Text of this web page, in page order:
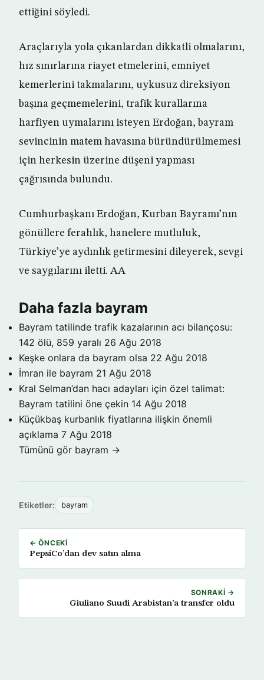
ettiğini söyledi.
Araçlarıyla yola çıkanlardan dikkatli olmalarını,
hız sınırlarına riayet etmelerini, emniyet
kemerlerini takmalarını, uykusuz direksiyon
başına geçmemelerini, trafik kurallarına
harfiyen uymalarını isteyen Erdoğan, bayram
sevincinin matem havasına büründürülmemesi
için herkesin üzerine düşeni yapması
çağrısında bulundu.
Cumhurbaşkanı Erdoğan, Kurban Bayramı’nın
gönüllere ferahlık, hanelere mutluluk,
Türkiye’ye aydınlık getirmesini dileyerek, sevgi
ve saygılarını iletti. AA
Daha fazla bayram
Bayram tatilinde trafik kazalarının acı bilançosu:
142 ölü, 859 yaralı 26 Ağu 2018
Keşke onlara da bayram olsa 22 Ağu 2018
İmran ile bayram 21 Ağu 2018
Kral Selman’dan hacı adayları için özel talimat:
Bayram tatilini öne çekin 14 Ağu 2018
Küçükbaş kurbanlık fiyatlarına ilişkin önemli
açıklama 7 Ağu 2018
Tümünü gör bayram →
Etiketler: bayram
← ÖNCEKI
PepsiCo’dan dev satın alma
SONRAKI →
Giuliano Suudi Arabistan’a transfer oldu